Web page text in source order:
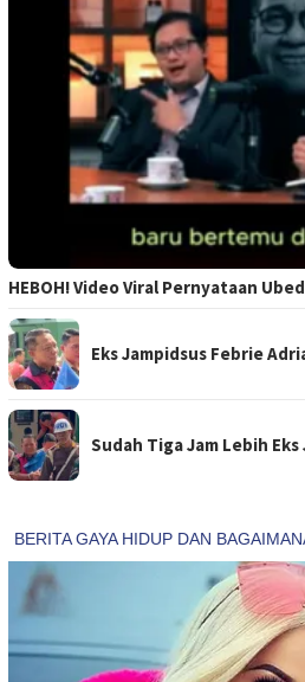
HEBOH! Video Viral Pernyataan
Eks Jampidsus Febrie
Sudah Tiga Jam Lebih